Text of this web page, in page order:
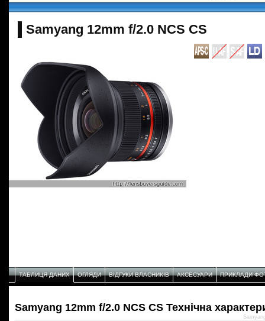
Samyang 12mm f/2.0 NCS CS
ТАБЛИЦЯ ДАНИХ ОГЛЯДИ ВІДГУКИ ВЛАСНИКІВ АКСЕСУАРИ ПРИКЛАДИ
Samyang 12mm f/2.0 NCS CS Технічнa